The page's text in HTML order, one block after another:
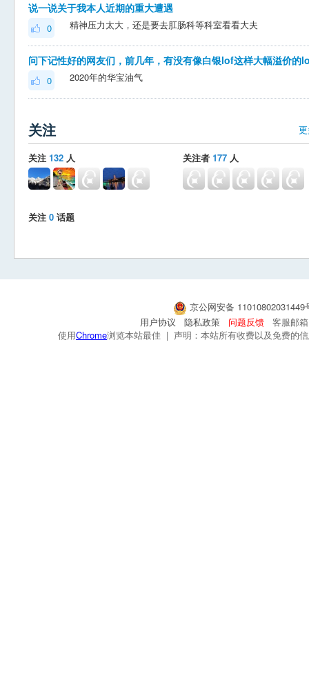
说一说关于我本人近期的重大遭遇
0 精神压力太大，还是要去肛肠科等科室看看大夫
0 2020年的华宝油气
关注
关注 132 人 关注者 177 人
关注 0 话题
京公网安备
用户协议
隐私政策 问题反馈
客服邮
使用Chrome浏览本站最佳 | 声明：本站所有收费以及免费的